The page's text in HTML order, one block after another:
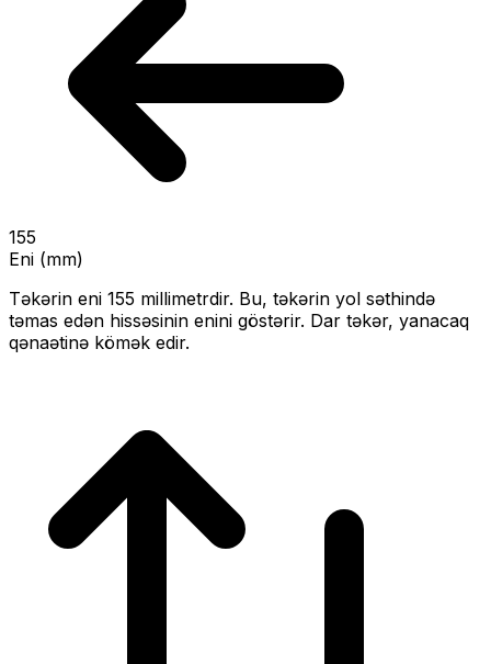
155
Eni (mm)
Təkərin eni 155 millimetrdir. Bu, təkərin yol səthində
təmas edən hissəsinin enini göstərir. Dar təkər, yanacaq
qənaətinə kömək edir.